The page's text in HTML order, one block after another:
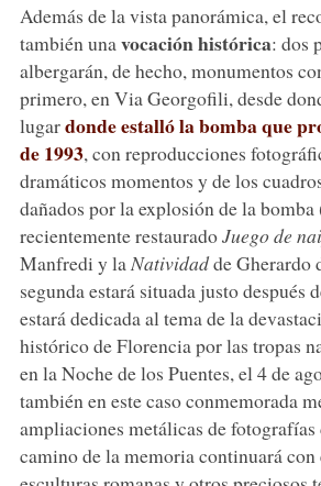
Además de la vista panorámica, el
también una vocación histórica: dos
albergarán, de hecho, monumentos
primero, en Via Georgofili, desde
lugardonde estalló la bomba que
de 1993, con reproducciones
dramáticos momentos y de los
dañados por la explosión de la
recientemente restauradoJuego de
Manfredi y la Natividadde Gherardo
segunda estará situada justo después
estará dedicada al tema de la
histórico de Florencia por las tropas
en la Noche de los Puentes, el 4 de
también en este caso conmemorada
ampliaciones metálicas de fotografías
camino de la memoria continuará con